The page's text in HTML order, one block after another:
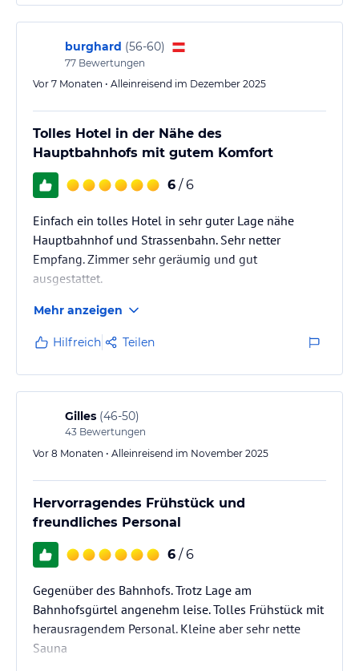
burghard (56-60)
77 Bewertungen
Vor 7 Monaten • Alleinreisend im Dezember 2025
Tolles Hotel in der Nähe des
Hauptbahnhofs mit gutem Komfort
6 / 6
Einfach ein tolles Hotel in sehr guter Lage nähe
Hauptbahnhof und Strassenbahn. Sehr netter
Empfang. Zimmer sehr geräumig und gut
ausgestattet.
Mehr anzeigen
Hilfreich Teilen
Gilles (46-50)
43 Bewertungen
Vor 8 Monaten • Alleinreisend im November 2025
Hervorragendes Frühstück und
freundliches Personal
6 / 6
Gegenüber des Bahnhofs. Trotz Lage am
Bahnhofsgürtel angenehm leise. Tolles Frühstück mit
herausragendem Personal. Kleine aber sehr nette
Sauna